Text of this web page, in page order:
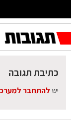
כתיבת תגובה
יש להתחבר